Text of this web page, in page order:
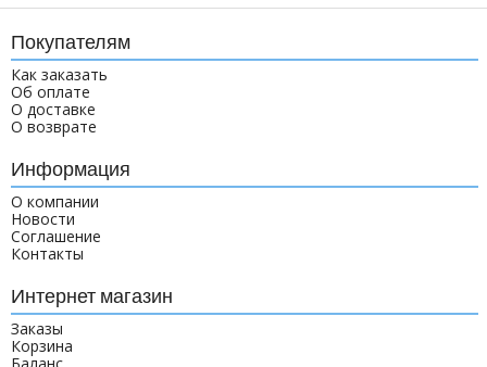
Покупателям
Как заказать
Об оплате
О доставке
О возврате
Информация
О компании
Новости
Соглашение
Контакты
Интернет магазин
Заказы
Корзина